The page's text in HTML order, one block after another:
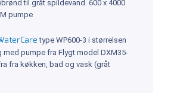
til gråt spildevand. 600 x 4000
pumpe
type WP600-3 i størrelsen
med pumpe fra Flygt model DXM35-
fra køkken, bad og vask (gråt